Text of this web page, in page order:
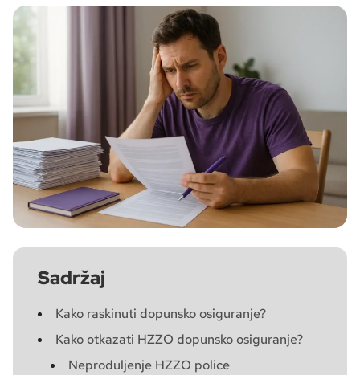
Sadržaj
Kako raskinuti dopunsko osiguranje?
Kako otkazati HZZO dopunsko osiguranje?
Neproduljenje HZZO police